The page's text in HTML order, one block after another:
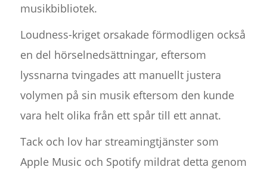
musikbibliotek.
Loudness-kriget orsakade förmodligen också
en del hörselnedsättningar, eftersom
lyssnarna tvingades att manuellt justera
volymen på sin musik eftersom den kunde
vara helt olika från ett spår till ett annat.
Tack och lov har streamingtjänster som
Apple Music och Spotify mildrat detta genom